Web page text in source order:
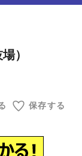
）
保存する